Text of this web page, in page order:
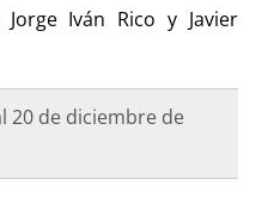
Iván Rico y Javier
20 de diciembre de